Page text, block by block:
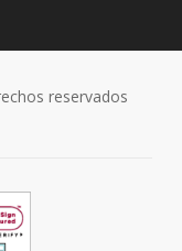
reservados